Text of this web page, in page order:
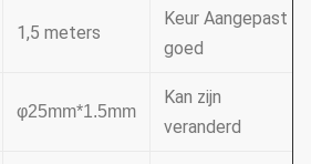
1,5 meters
Keur Aangepast
goed
φ25mm*1.5mm
Kan zijn
veranderd